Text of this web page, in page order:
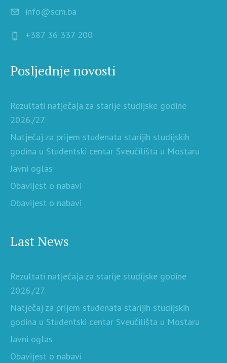
info@scm.ba
+387 36 337 200
Posljednje novosti
Rezultati natječaja za starije studijske godine
2026./27.
Natječaj za prijem studenata starijih studijskih
godina u Studentski centar Sveučilišta u Mostaru
Javni oglas
Obavijest o nabavi
Obavijest o nabavi
Last News
Rezultati natječaja za starije studijske godine
2026./27.
Natječaj za prijem studenata starijih studijskih
godina u Studentski centar Sveučilišta u Mostaru
Javni oglas
Obavijest o nabavi